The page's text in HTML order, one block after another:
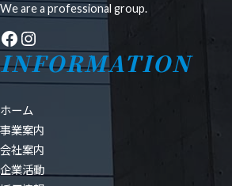
We are a professional group.
Facebook
Instagram
INFORMATION
ホーム
事業案内
会社案内
企業活動